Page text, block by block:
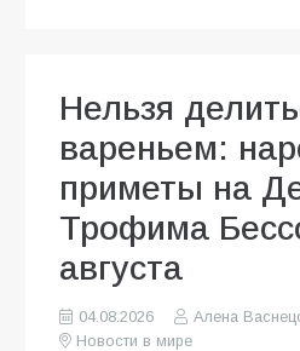
Нельзя
вареньем:
приметы на
Трофима
августа
04.08.2026
Алена
Новости в мире